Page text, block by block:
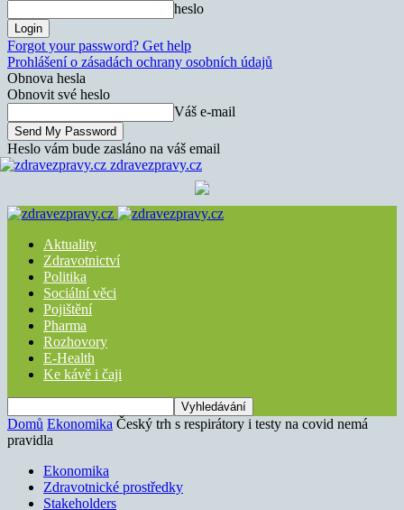
heslo
Forgot your password? Get help
Prohlášení o zásadách ochrany osobních údajů
Obnova hesla
Obnovit své heslo
Váš e-mail
Heslo vám bude zasláno na váš email
zdravezpravy.cz
Aktuality
Zdravotnictví
Politika
Sociální věci
Pojištění
Pharma
Rozhovory
E-Health
Ke kávě i čaji
Domů Ekonomika Český trh s respirátory i testy na covid nemá
pravidla
Ekonomika
Zdravotnické prostředky
Stakeholders